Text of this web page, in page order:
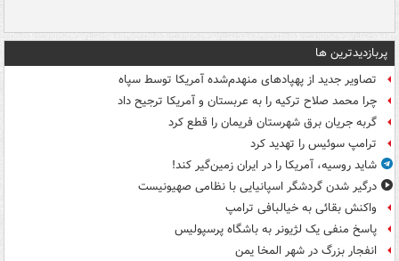
پربازدیدترین ها
تصاویر جدید از پهپادهای منهدم‌شده آمریکا توسط سپاه
چرا محمد صلاح ترکیه را به عربستان و آمریکا ترجیح داد
گربه جریان برق شهرستان فریمان را قطع کرد
ترامپ سوئیس را تهدید کرد
شاید روسیه، آمریکا را در ایران زمین‌گیر کند!
درگیر شدن گردشگر اسپانیایی با نظامی صهیونیست
واکنش بقائی به خیالبافی ترامپ
پاسخ منفی یک لژیونر به باشگاه پرسپولیس
انفجار بزرگ در شهر المخا یمن